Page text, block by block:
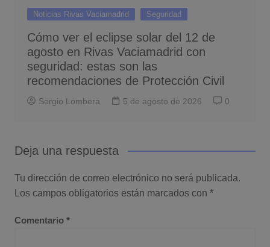
Noticias Rivas Vaciamadrid Seguridad
Cómo ver el eclipse solar del 12 de
agosto en Rivas Vaciamadrid con
seguridad: estas son las
recomendaciones de Protección Civil
Sergio Lombera 5 de agosto de 2026 0
Deja una respuesta
Tu dirección de correo electrónico no será publicada.
Los campos obligatorios están marcados con *
Comentario *